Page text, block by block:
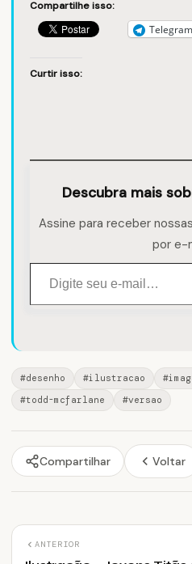
Compartilhe isso:
Telegram
Curtir isso:
Descubra mais
Assine para receber
por e-
Digite seu e-mail…
#desenho #ilustracao
#todd-mcfarlane
#versao
Compartilhar Voltar
ANTERIOR